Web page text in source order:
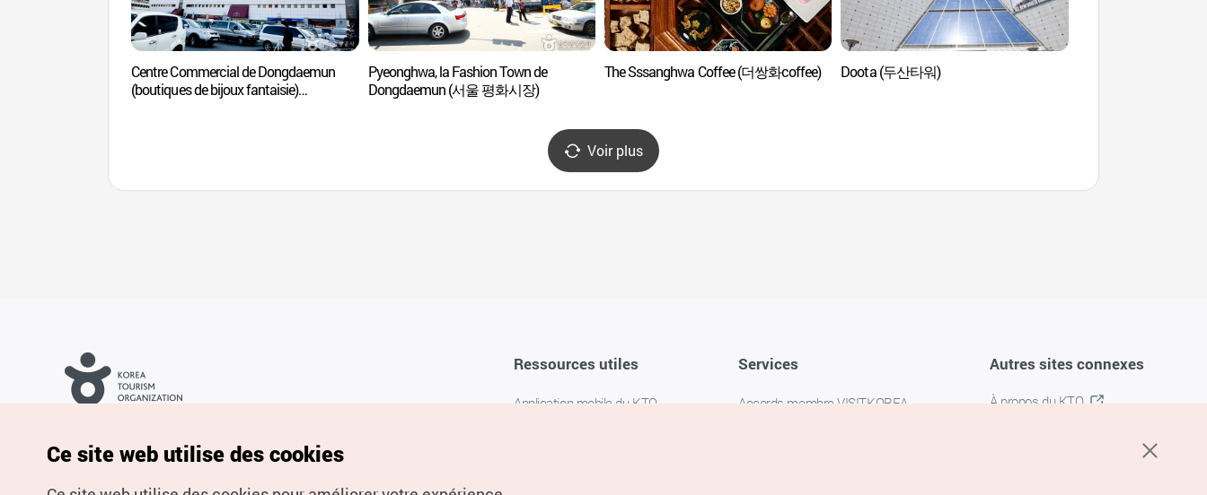
Centre Commercial de Dongdaemun
(boutiques de bijoux fantaisie)
Pyeonghwa, la Fashion Town de
Dongdaemun (서울 평화시장)
The Sssanghwa Coffee (더쌍화coffee) Doota (두산타워)
Voir plus
Ressources utiles
Application mobile du KTO
Services
Accords membre VISITKOREA
Autres sites connexes
À propos du KTO
Pour les rapports d'erreurs et demandes de renseignements,
adressez vos demandes à
Ce site web utilise des cookies